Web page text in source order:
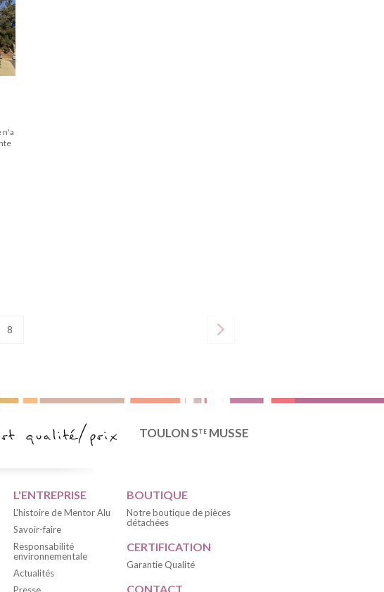
n'a
8
TOULON S TE MUSSE
L'ENTREPRISE
L'histoire de Mentor Alu
Savoir-faire
Responsabilité
environnementale
Actualités
BOUTIQUE
Notre boutique de pièces
détachées
CERTIFICATION
Garantie Qualité
CONTACT